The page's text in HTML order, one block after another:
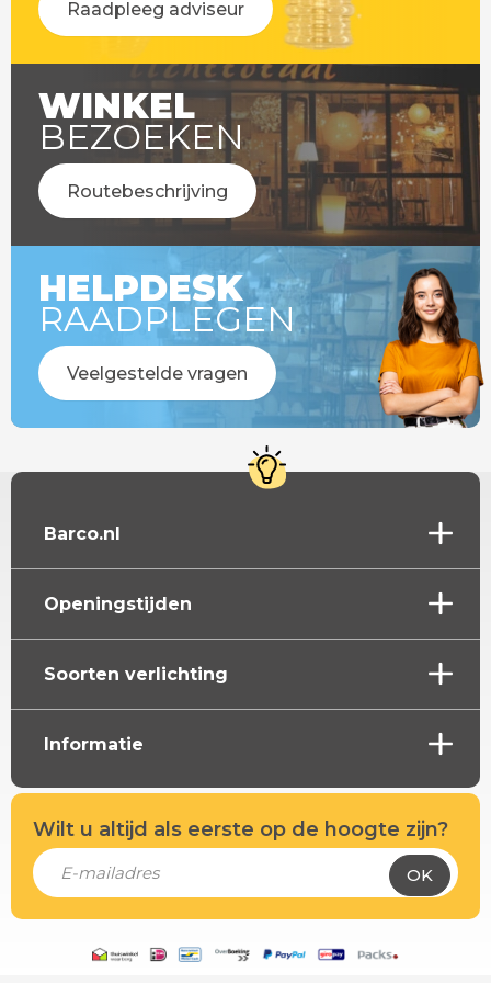
Raadpleeg adviseur
WINKEL
BEZOEKEN
Routebeschrijving
HELPDESK
RAADPLEGEN
Veelgestelde vragen
Barco.nl
Openingstijden
Soorten verlichting
Informatie
Wilt u altijd als eerste op de hoogte zijn?
OK